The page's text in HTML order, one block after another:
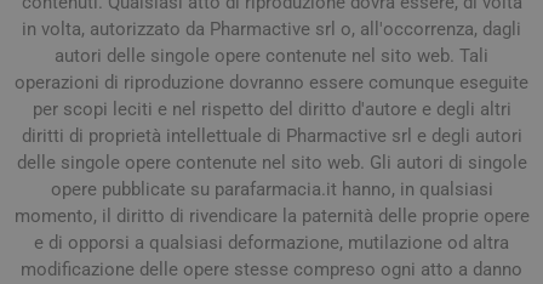
in volta, autorizzato da Pharmactive srl o, all'occorrenza, dagli
autori delle singole opere contenute nel sito web. Tali
operazioni di riproduzione dovranno essere comunque eseguite
per scopi leciti e nel rispetto del diritto d'autore e degli altri
diritti di proprietà intellettuale di Pharmactive srl e degli autori
delle singole opere contenute nel sito web. Gli autori di singole
opere pubblicate su parafarmacia.it hanno, in qualsiasi
momento, il diritto di rivendicare la paternità delle proprie opere
e di opporsi a qualsiasi deformazione, mutilazione od altra
modificazione delle opere stesse compreso ogni atto a danno